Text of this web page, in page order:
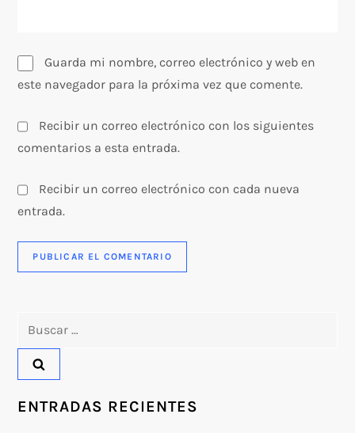
a
s
Guarda mi nombre, correo electrónico y web en
este navegador para la próxima vez que comente.
Recibir un correo electrónico con los siguientes
comentarios a esta entrada.
Recibir un correo electrónico con cada nueva
entrada.
ENTRADAS RECIENTES